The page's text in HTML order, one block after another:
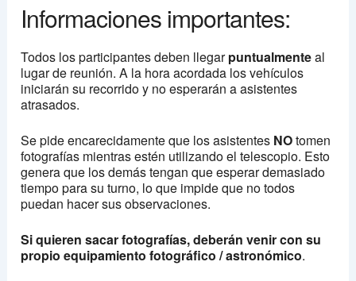
Informaciones importantes:
Todos los participantes deben llegarpuntualmenteal
lugar de reunión. A la hora acordada los vehículos
iniciarán su recorrido y no esperarán a asistentes
atrasados.
Se pide encarecidamente que los asistentes NOtomen
fotografías mientras estén utilizando el telescopio. Esto
genera que los demás tengan que esperar demasiado
tiempo para su turno, lo que impide que no todos
puedan hacer sus observaciones.
Si quieren sacar fotografías, deberán venir con su
propio equipamiento fotográfico / astronómico.